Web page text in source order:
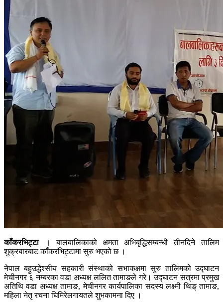
काँकरभिट्टा ।
बालबालिकाको क्षमता अभिबृद्धिसम्बन्धी तीनदिने तालिम
शुक्रबारबाट काँकरभिट्टामा सुरु भएको छ ।
नेपाल बहुउद्धेश्सीय सहकारी संस्थाको सभाकक्षमा सुरु तालिमको उद्घाटन
मेचीनगर ६ नम्बरका वडा अध्यक्ष ललित तामाङले गरे। उद्घाटन सत्रमा प्रमुख
अतिथि वडा अध्यक्ष तामाङ, मेचीनगर कार्यपालिका सदस्य लक्ष्मी थिङ् तामाङ,
महिला नेतृ रचना घिमिरेलगायतले शुभकामना दिए ।